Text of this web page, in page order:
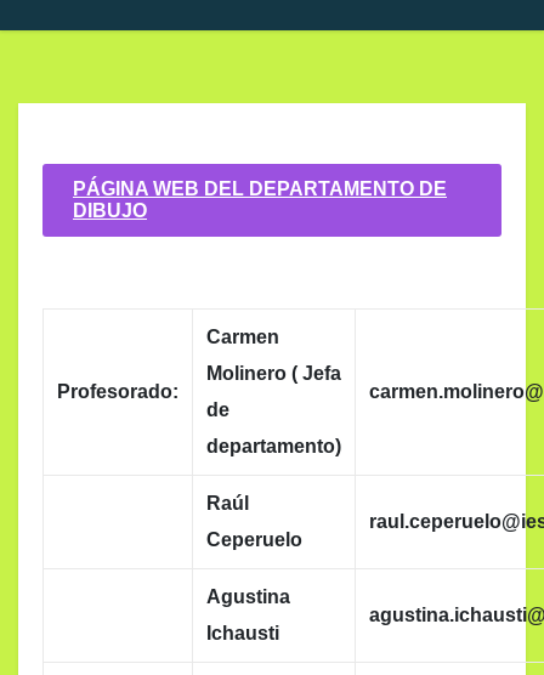
PÁGINA WEB DEL DEPARTAMENTO DE
DIBUJO
Profesorado:
Carmen
Molinero ( Jefa
de
departamento)
Raúl
Ceperuelo
Agustina
Ichausti